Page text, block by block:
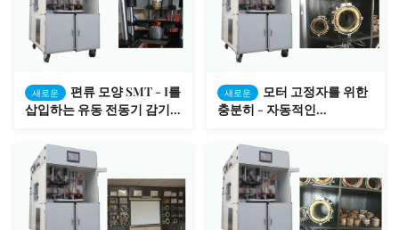
새로운
편류 모양 SMT - I를
삽입하는 유동 전동기 감기
새로운
모터 고정자를 위한
충분히 - 자동적인
류 기계